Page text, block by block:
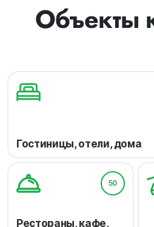
Объекты
Гостиницы, отели, дома
50
Рестораны, кафе,